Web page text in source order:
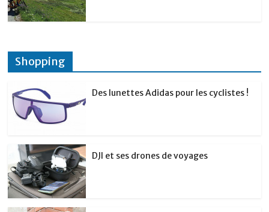
Shopping
Des lunettes Adidas pour les cyclistes !
DJI et ses drones de voyages